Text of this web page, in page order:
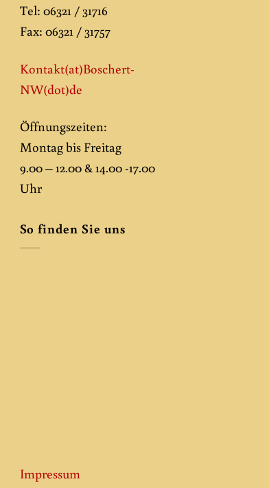
Tel: 06321 / 31716
Fax: 06321 / 31757
Kontakt(at)Boschert-
NW(dot)de
Öffnungszeiten:
Montag bis Freitag
9.00 – 12.00 & 14.00 -17.00
Uhr
So finden Sie uns
Impressum